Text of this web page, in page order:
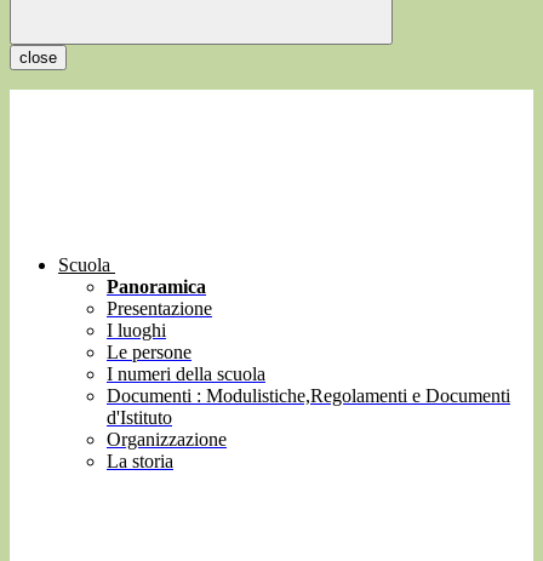
close
Scuola
Panoramica
Presentazione
I luoghi
Le persone
I numeri della scuola
Documenti : Modulistiche,Regolamenti e Documenti
d'Istituto
Organizzazione
La storia